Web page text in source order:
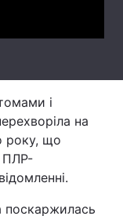
і
на
року, що
ПЛР-
поскаржилась